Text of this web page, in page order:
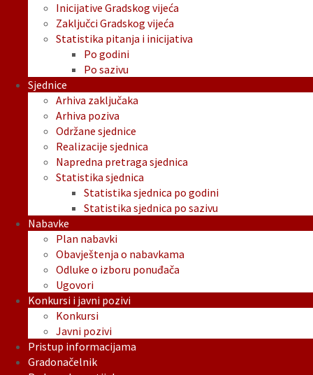
Inicijative Gradskog vijeća
Zaključci Gradskog vijeća
Statistika pitanja i inicijativa
Po godini
Po sazivu
Sjednice
Arhiva zaključaka
Arhiva poziva
Održane sjednice
Realizacije sjednica
Napredna pretraga sjednica
Statistika sjednica
Statistika sjednica po godini
Statistika sjednica po sazivu
Nabavke
Plan nabavki
Obavještenja o nabavkama
Odluke o izboru ponuđača
Ugovori
Konkursi i javni pozivi
Konkursi
Javni pozivi
Pristup informacijama
Gradonačelnik